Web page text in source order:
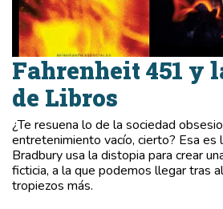
Fahrenheit 451 y
de Libros
¿Te resuena lo de la sociedad
entretenimiento vacío, cierto? Esa es
Bradbury usa la distopia para crear
ficticia, a la que podemos llegar tras
tropiezos más.